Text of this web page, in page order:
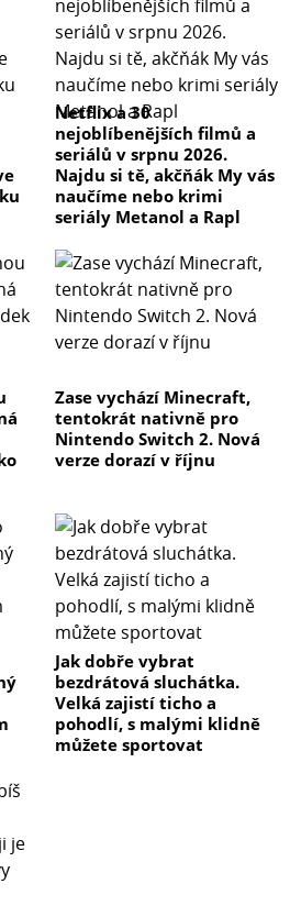
Netflix a 30
nejoblíbenějších filmů a
seriálů v srpnu 2026.
Najdu si tě, akčňák My vás
naučíme nebo krimi
seriály Metanol a Rapl
Zase vychází Minecraft,
tentokrát nativně pro
Nintendo Switch 2. Nová
verze dorazí v říjnu
Jak dobře vybrat
bezdrátová sluchátka.
Velká zajistí ticho a
pohodlí, s malými klidně
můžete sportovat